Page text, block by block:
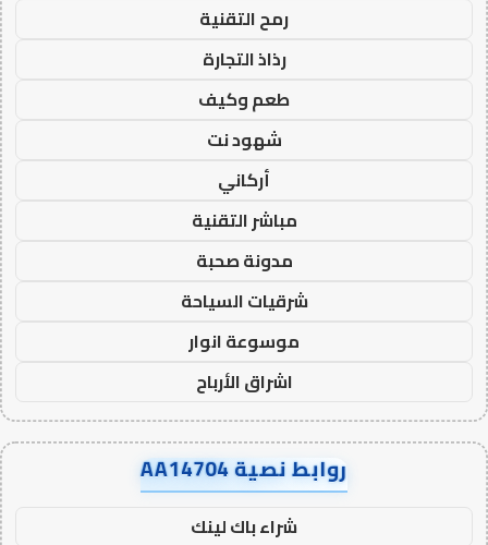
رمح التقنية
رذاذ التجارة
طعم وكيف
شهود نت
أركاني
مباشر التقنية
مدونة صحبة
شرقيات السياحة
موسوعة انوار
اشراق الأرباح
روابط نصية AA14704
شراء باك لينك